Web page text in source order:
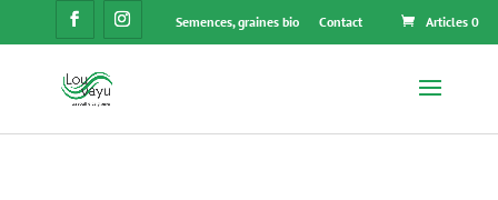
Semences, graines bio Contact Articles 0